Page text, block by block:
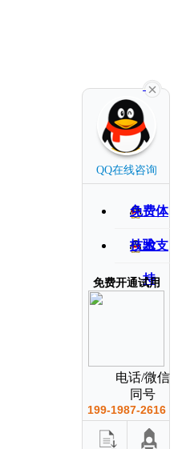
QQ在线咨询
免费体
验
技术支
持
免费开通试用
电话/微信
同号
199-1987-2616